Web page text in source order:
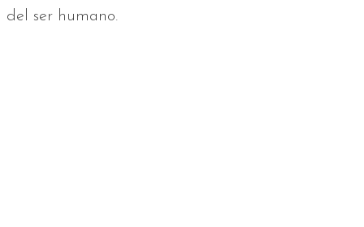
del ser humano.